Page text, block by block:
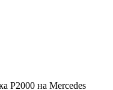
P2000 на Mercedes